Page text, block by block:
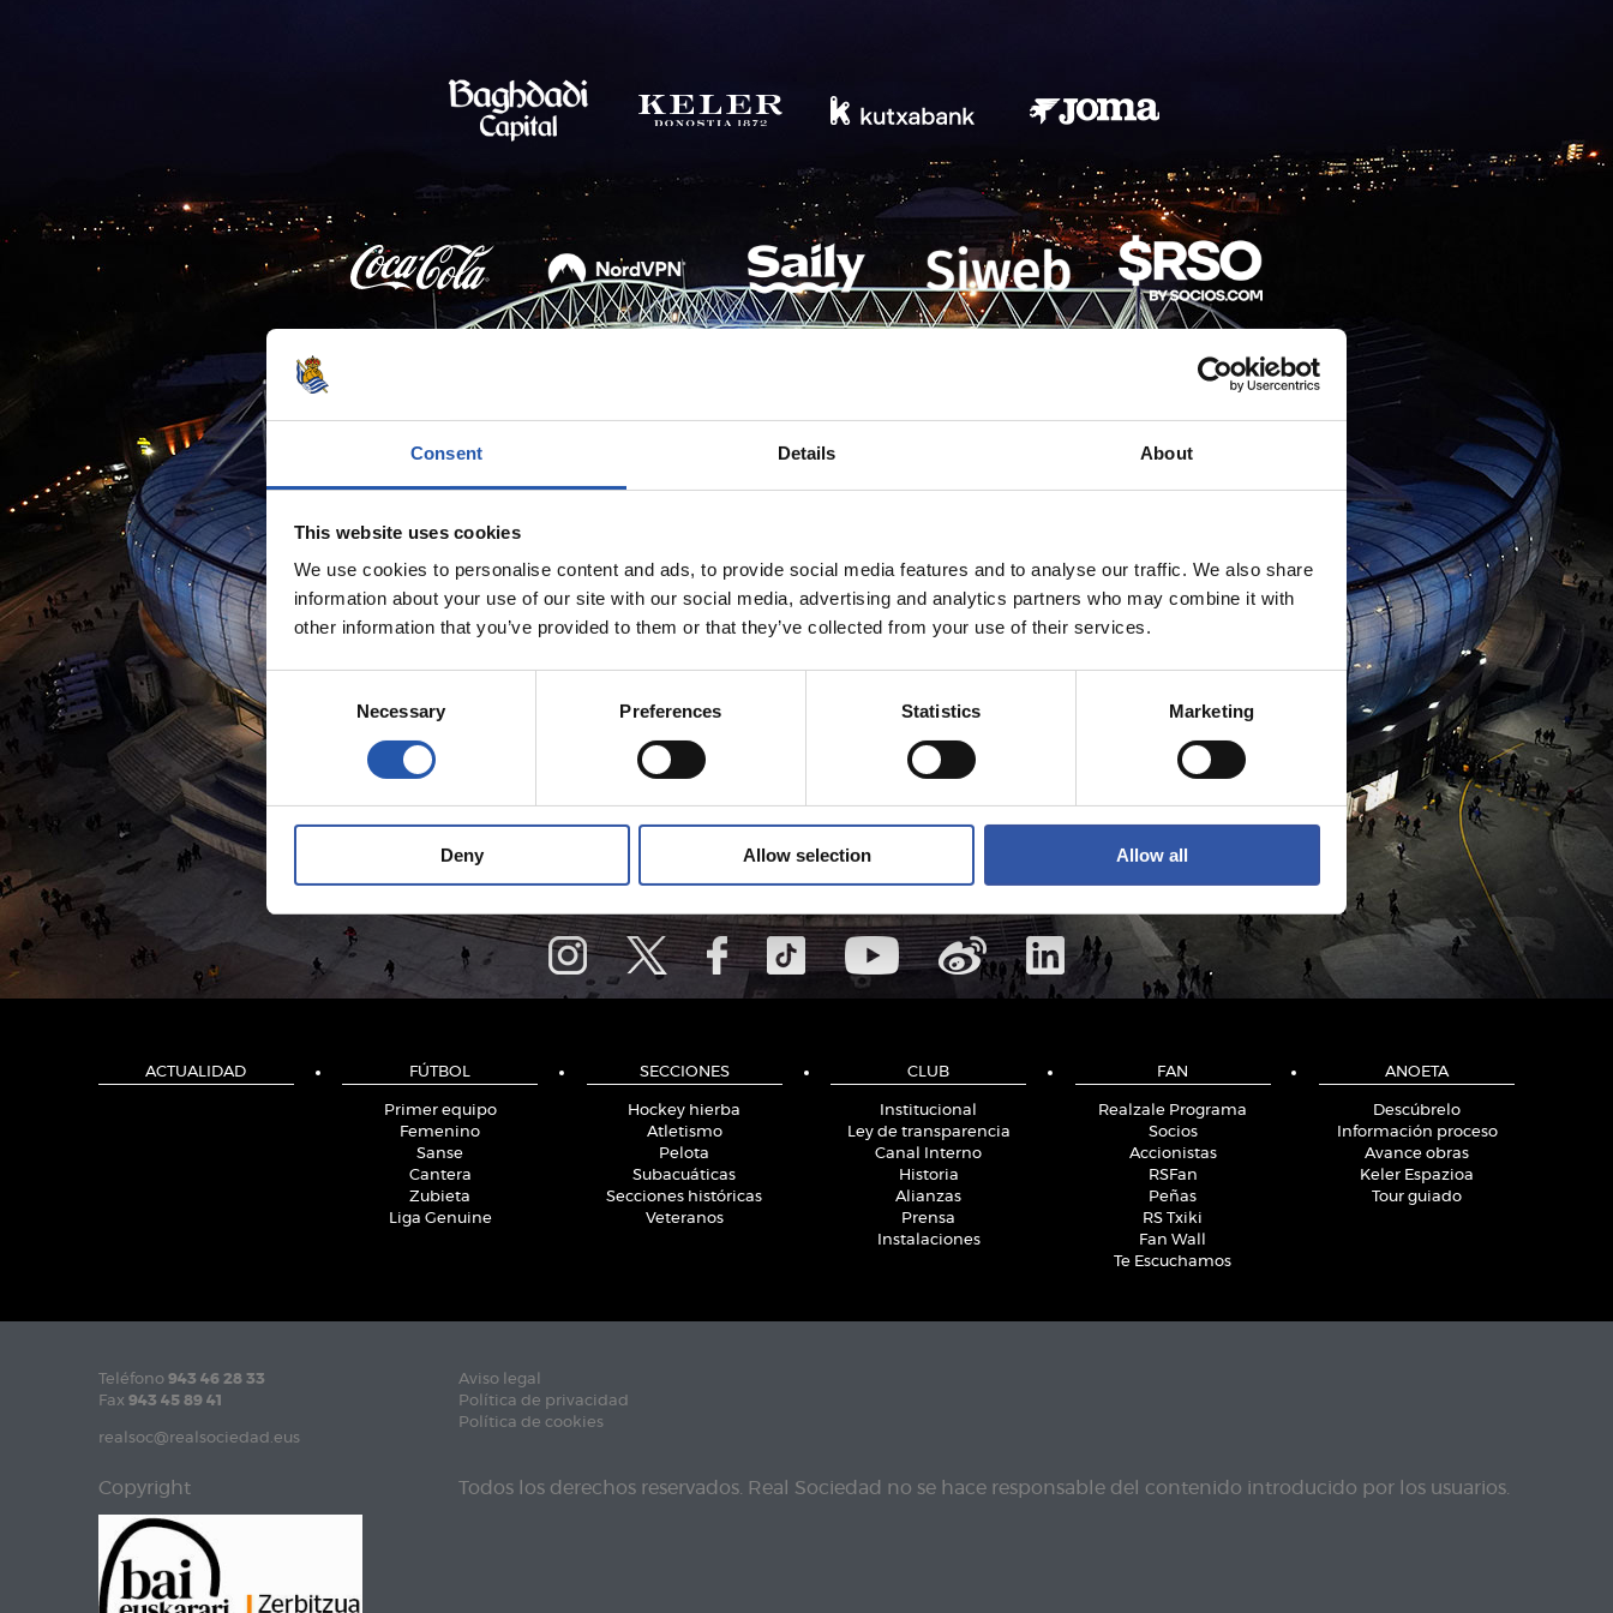
Consent Details About
This website uses cookies
We use cookies to personalise content and ads, to provide social media features and to analyse our traffic. We also share
information about your use of our site with our social media, advertising and analytics partners who may combine it with
other information that you’ve provided to them or that they’ve collected from your use of their services.
Consent
Selection
Necessary Preferences Statistics Marketing
Deny Allow selection Allow all
ACTUALIDAD FÚTBOL
Primer equipo
Femenino
Sanse
Cantera
Zubieta
Liga Genuine
SECCIONES
Hockey hierba
Atletismo
Pelota
Subacuáticas
Secciones históricas
Veteranos
CLUB
Institucional
Ley de transparencia
Canal Interno
Historia
Alianzas
Prensa
Instalaciones
FAN
Realzale Programa
Socios
Accionistas
RSFan
Peñas
RS Txiki
Fan Wall
Te Escuchamos
ANOETA
Descúbrelo
Información proceso
Avance obras
Keler Espazioa
Tour guiado
Teléfono 943 46 28 33
Fax 943 45 89 41
realsoc@realsociedad.eus
Aviso legal
Política de privacidad
Política de cookies
Copyright Todos los derechos reservados. Real Sociedad no se hace responsable del contenido introducido por los usuarios.